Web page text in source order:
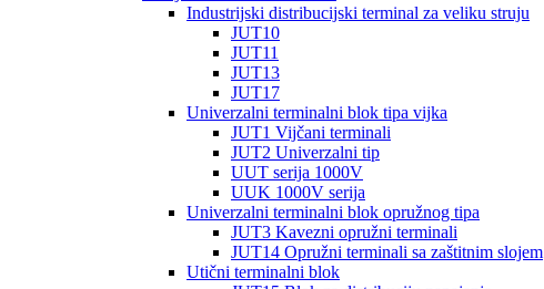
Industrijski distribucijski terminal za veliku struju
JUT10
JUT11
JUT13
JUT17
Univerzalni terminalni blok tipa vijka
JUT1 Vijčani terminali
JUT2 Univerzalni tip
UUT serija 1000V
UUK 1000V serija
Univerzalni terminalni blok opružnog tipa
JUT3 Kavezni opružni terminali
JUT14 Opružni terminali sa zaštitnim slojem
Utični terminalni blok